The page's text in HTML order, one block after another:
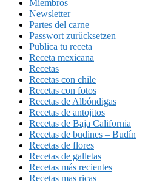
Miembros
Newsletter
Partes del carne
Passwort zurücksetzen
Publica tu receta
Receta mexicana
Recetas
Recetas con chile
Recetas con fotos
Recetas de Albóndigas
Recetas de antojitos
Recetas de Baja California
Recetas de budines – Budín
Recetas de flores
Recetas de galletas
Recetas más recientes
Recetas mas ricas